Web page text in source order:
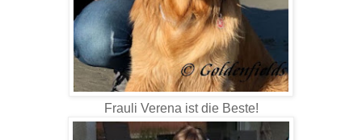
Frauli Verena ist die Beste!